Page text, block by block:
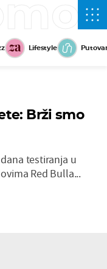
Lifestyle
Brži smo
testiranja u
Red Bulla...